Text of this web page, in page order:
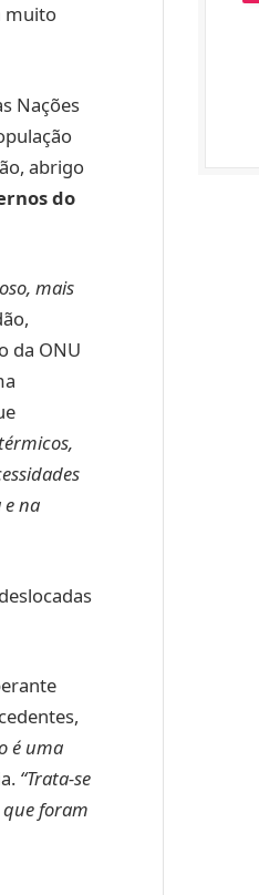
muito
Nações
abrigo
do
mais
da ONU
na
é uma
“Trata-se
foram